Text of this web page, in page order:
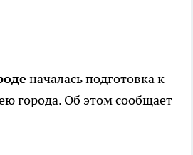
началась подготовка к
города. Об этом сообщает